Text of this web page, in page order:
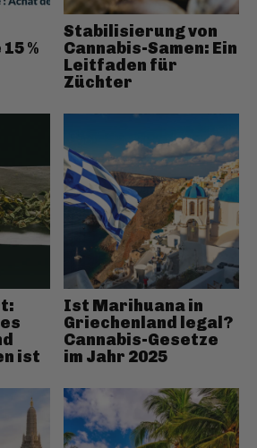
%
Stabilisierung von
Cannabis-Samen: Ein
Leitfaden für
Züchter
ist
Ist Marihuana in
Griechenland legal?
Cannabis-Gesetze
im Jahr 2025